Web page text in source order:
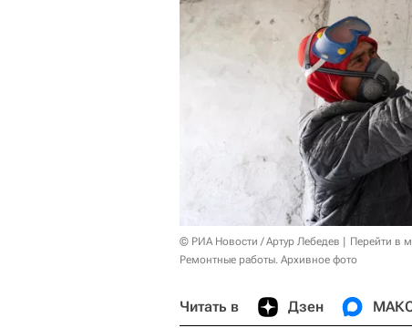
© РИА Новости / Артур Лебедев
Перейти в
Ремонтные работы. Архивное фото
Читать в Дзен